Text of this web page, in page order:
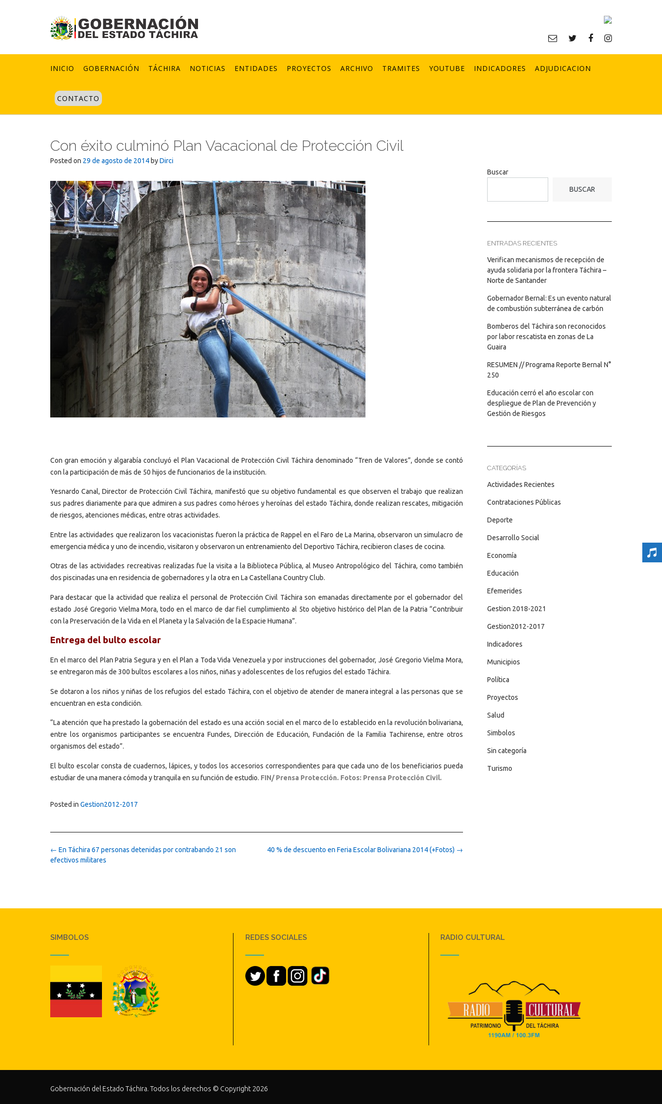
INICIO GOBERNACIÓN TÁCHIRA NOTICIAS ENTIDADES PROYECTOS ARCHIVO TRAMITES YOUTUBE INDICADORES ADJUDICACION
CONTACTO
Con éxito culminó Plan Vacacional de Protección Civil
Posted on 29 de agosto de 2014 byDirci
Con gran emoción y algarabía concluyó el Plan Vacacional de Protección Civil Táchira denominado “Tren de Valores”, donde se contó
con la participación de más de 50 hijos de funcionarios de la institución.
Yesnardo Canal, Director de Protección Civil Táchira, manifestó que su objetivo fundamental es que observen el trabajo que realizan
sus padres diariamente para que admiren a sus padres como héroes y heroínas del estado Táchira, donde realizan rescates, mitigación
de riesgos, atenciones médicas, entre otras actividades.
Entre las actividades que realizaron los vacacionistas fueron la práctica de Rappel en el Faro de La Marina, observaron un simulacro de
emergencia médica y uno de incendio, visitaron y observaron un entrenamiento del Deportivo Táchira, recibieron clases de cocina.
Otras de las actividades recreativas realizadas fue la visita a la Biblioteca Pública, al Museo Antropológico del Táchira, como también
dos piscinadas una en residencia de gobernadores y la otra en La Castellana Country Club.
Para destacar que la actividad que realiza el personal de Protección Civil Táchira son emanadas directamente por el gobernador del
estado José Gregorio Vielma Mora, todo en el marco de dar fiel cumplimiento al 5to objetivo histórico del Plan de la Patria “Contribuir
con la Preservación de la Vida en el Planeta y la Salvación de la Espacie Humana”.
Entrega del bulto escolar
En el marco del Plan Patria Segura y en el Plan a Toda Vida Venezuela y por instrucciones del gobernador, José Gregorio Vielma Mora,
se entregaron más de 300 bultos escolares a los niños, niñas y adolescentes de los refugios del estado Táchira.
Se dotaron a los niños y niñas de los refugios del estado Táchira, con el objetivo de atender de manera integral a las personas que se
encuentran en esta condición.
“La atención que ha prestado la gobernación del estado es una acción social en el marco de lo establecido en la revolución bolivariana,
entre los organismos participantes se encuentra Fundes, Dirección de Educación, Fundación de la Familia Tachirense, entre otros
organismos del estado”.
El bulto escolar consta de cuadernos, lápices, y todos los accesorios correspondientes para que cada uno de los beneficiarios pueda
estudiar de una manera cómoda y tranquila en su función de estudio. FIN/ Prensa Protección. Fotos: Prensa Protección Civil.
Posted in Gestion2012-2017
Post
navigation
40 % de descuento en Feria Escolar Bolivariana 2014 (+Fotos) →
← En Táchira 67 personas detenidas por contrabando 21 son
efectivos militares
Buscar
BUSCAR
ENTRADAS RECIENTES
Verifican mecanismos de recepción de
ayuda solidaria por la frontera Táchira –
Norte de Santander
Gobernador Bernal: Es un evento natural
de combustión subterránea de carbón
Bomberos del Táchira son reconocidos
por labor rescatista en zonas de La
Guaira
RESUMEN // Programa Reporte Bernal N°
250
Educación cerró el año escolar con
despliegue de Plan de Prevención y
Gestión de Riesgos
CATEGORÍAS
Actividades Recientes
Contrataciones Públicas
Deporte
Desarrollo Social
Economía
Educación
Efemerides
Gestion 2018-2021
Gestion2012-2017
Indicadores
Municipios
Política
Proyectos
Salud
Simbolos
Sin categoría
Turismo
SIMBOLOS REDES SOCIALES RADIO CULTURAL
Gobernación del Estado Táchira. Todos los derechos © Copyright 2026